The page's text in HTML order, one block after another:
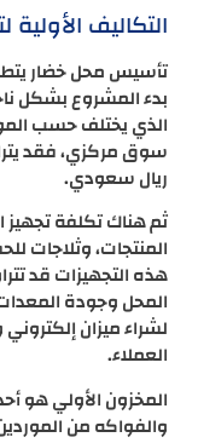
التكاليف
تأسيس محل خضار
بدء المشروع بشكل
الذي يختلف حسب
ريال سعودي.
ثم هناك تكلفة
المنتجات، وثلاجات
المحل وجودة
لشراء ميزان
العملاء.
المخزون الأولي هو